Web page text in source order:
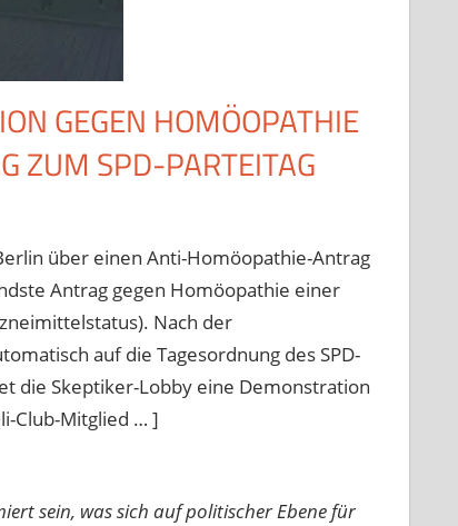
GEGEN HOMÖOPATHIE
ZUM SPD-PARTEITAG
über einen Anti-Homöopathie-Antrag
Antrag gegen Homöopathie einer
Nach der
auf die Tagesordnung des SPD-
die Skeptiker-Lobby eine Demonstration
Club-Mitglied … ]
sein, was sich auf politischer Ebene für